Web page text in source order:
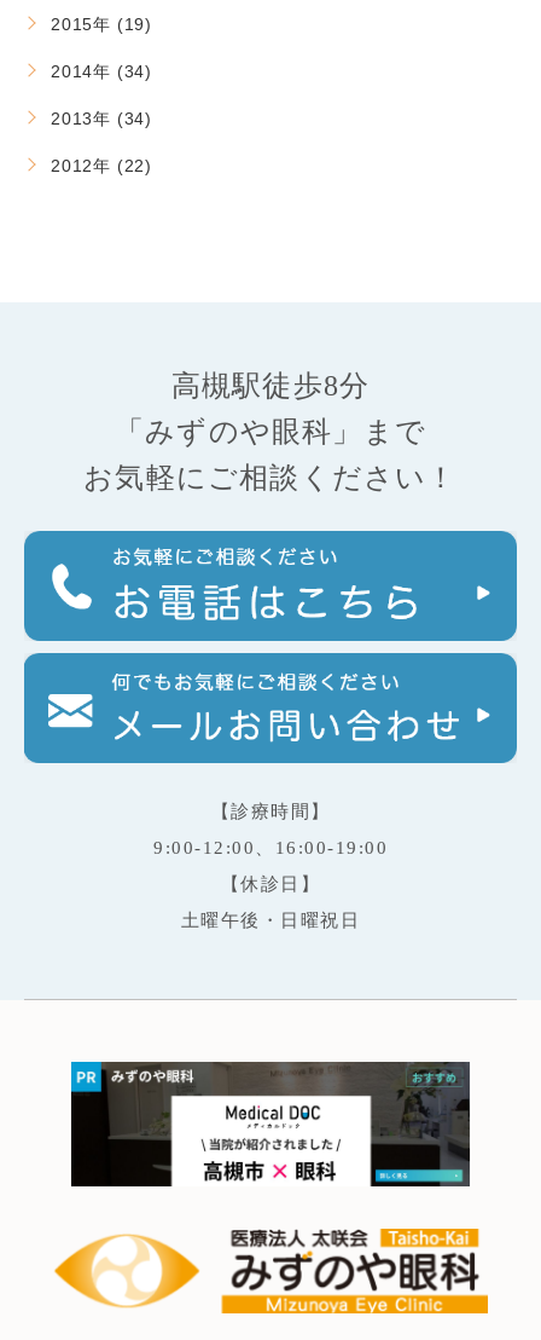
2015年 (19)
2014年 (34)
2013年 (34)
2012年 (22)
高槻駅徒歩8分
「みずのや眼科」まで
お気軽にご相談ください！
【診療時間】
9:00-12:00、16:00-19:00
【休診日】
土曜午後・日曜祝日